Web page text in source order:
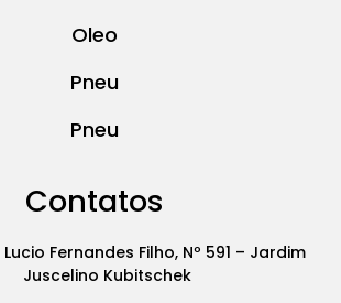
Oleo
Pneu
Pneu
Contatos
Fernandes Filho, Nº 591 – Jardim
Juscelino Kubitschek